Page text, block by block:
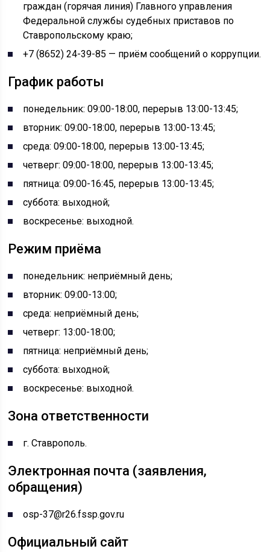
граждан (горячая линия) Главного управления
Федеральной службы судебных приставов по
Ставропольскому краю;
+7 (8652) 24-39-85 — приём сообщений о коррупции.
График работы
понедельник: 09:00-18:00, перерыв 13:00-13:45;
вторник: 09:00-18:00, перерыв 13:00-13:45;
среда: 09:00-18:00, перерыв 13:00-13:45;
четверг: 09:00-18:00, перерыв 13:00-13:45;
пятница: 09:00-16:45, перерыв 13:00-13:45;
суббота: выходной;
воскресенье: выходной.
Режим приёма
понедельник: неприёмный день;
вторник: 09:00-13:00;
среда: неприёмный день;
четверг: 13:00-18:00;
пятница: неприёмный день;
суббота: выходной;
воскресенье: выходной.
Зона ответственности
г. Ставрополь.
Электронная почта (заявления,
обращения)
osp-37@r26.fssp.gov.ru
Официальный сайт